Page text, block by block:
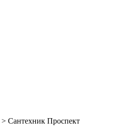
> Сантехник Проспект